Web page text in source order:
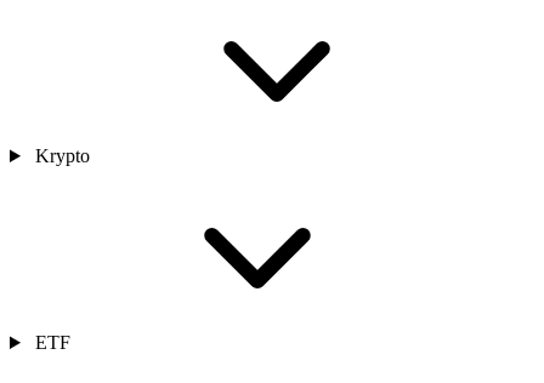
Krypto
ETF